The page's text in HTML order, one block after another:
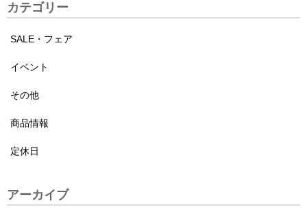
カテゴリー
SALE・フェア
イベント
その他
商品情報
定休日
アーカイブ